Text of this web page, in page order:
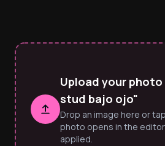
Upload your
stud bajo ojo"
Drop an image here or
photo opens in the
applied.